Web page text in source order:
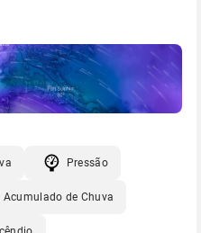
Pressão
Acumulado de Chuva